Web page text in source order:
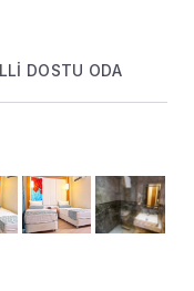
DOSTU ODA